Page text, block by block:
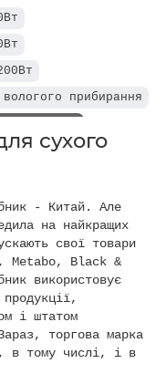
прибирання
сухого
- Китай. Але
на найкращих
свої товари
Metabo, Black &
використовує
і штатом
торгова марка
в тому числі, і в